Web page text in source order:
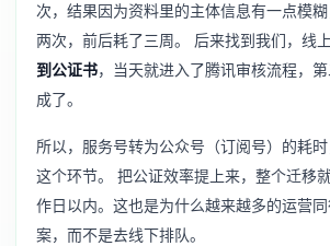
次，结果因为资料里的主体信息有一点模
两次，前后耗了三周。 后来找到我们，线上
到公证书，当天就进入了腾讯审核流程，
成了。
所以，服务号转为公众号（订阅号）的耗
这个环节。 把公证效率提上来，整个迁移
作日以内。这也是为什么越来越多的运营
案，而不是去线下排队。